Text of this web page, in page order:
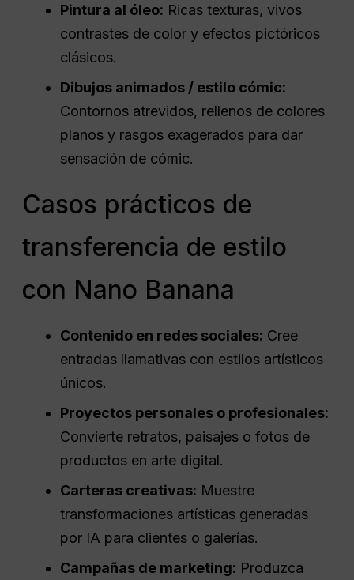
Pintura al óleo: Ricas texturas, vivos
contrastes de color y efectos pictóricos
clásicos.
Dibujos animados / estilo cómic:
Contornos atrevidos, rellenos de colores
planos y rasgos exagerados para dar
sensación de cómic.
Casos prácticos de
transferencia de estilo
con Nano Banana
Contenido en redes sociales: Cree
entradas llamativas con estilos artísticos
únicos.
Proyectos personales o profesionales:
Convierte retratos, paisajes o fotos de
productos en arte digital.
Carteras creativas: Muestre
transformaciones artísticas generadas
por IA para clientes o galerías.
Campañas de marketing: Produzca